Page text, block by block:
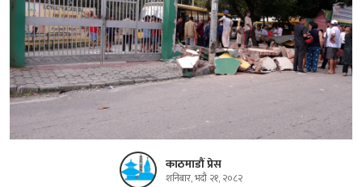
काठमाडौं प्रेस
शनिबार, भदौ २१, २०८२